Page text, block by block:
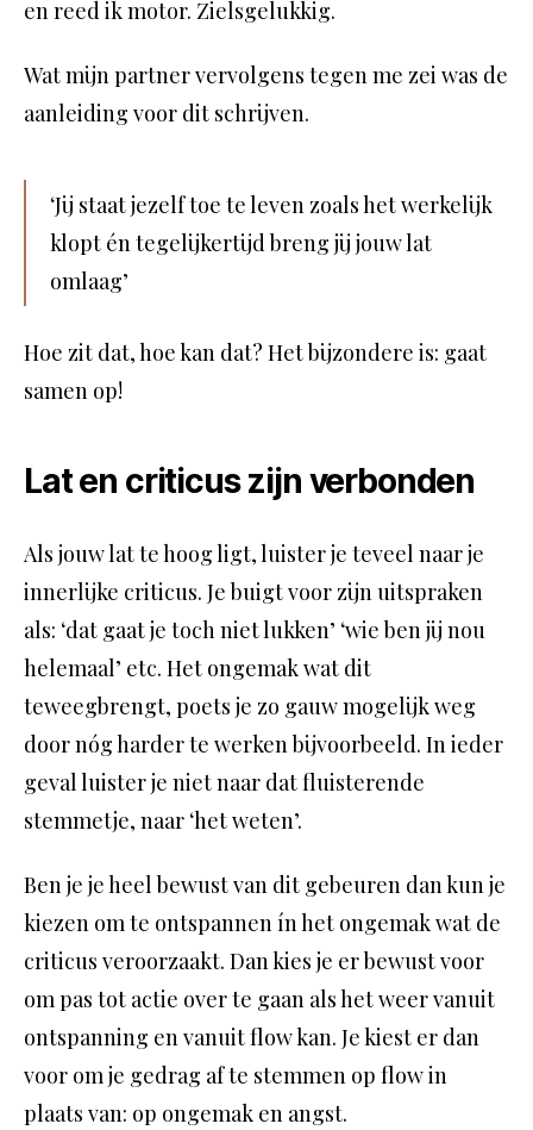
en reed ik motor. Zielsgelukkig.
Wat mijn partner vervolgens tegen me zei was de
aanleiding voor dit schrijven.
‘Jij staat jezelf toe te leven zoals het werkelijk
klopt én tegelijkertijd breng jij jouw lat
omlaag’
Hoe zit dat, hoe kan dat? Het bijzondere is: gaat
samen op!
Lat en criticus zijn verbonden
Als jouw lat te hoog ligt, luister je teveel naar je
innerlijke criticus. Je buigt voor zijn uitspraken
als: ‘dat gaat je toch niet lukken’ ‘wie ben jij nou
helemaal’ etc. Het ongemak wat dit
teweegbrengt, poets je zo gauw mogelijk weg
door nóg harder te werken bijvoorbeeld. In ieder
geval luister je niet naar dat fluisterende
stemmetje, naar ‘het weten’.
Ben je je heel bewust van dit gebeuren dan kun je
kiezen om te ontspannen ín het ongemak wat de
criticus veroorzaakt. Dan kies je er bewust voor
om pas tot actie over te gaan als het weer vanuit
ontspanning en vanuit flow kan. Je kiest er dan
voor om je gedrag af te stemmen op flow in
plaats van: op ongemak en angst.